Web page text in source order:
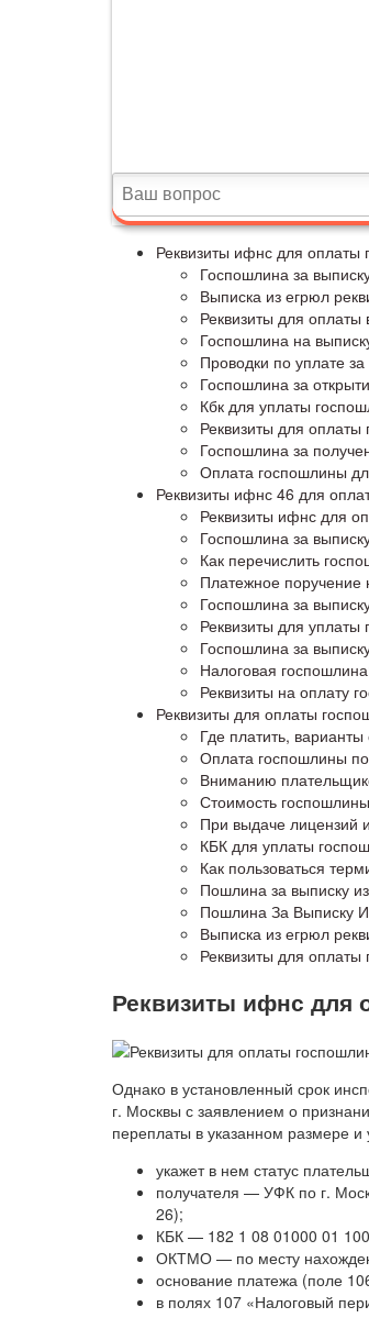
Реквизиты ифнс для оплаты
Госпошлина за
Выписка из егрюл
Реквизиты для
Госпошлина на
Проводки по уплате
Госпошлина за
Кбк для уплаты
Реквизиты для оплаты
Госпошлина за
Оплата госпошлины
Реквизиты ифнс 46 для
Реквизиты ифнс для
Госпошлина за
Как перечислить
Платежное
Госпошлина за
Реквизиты для
Госпошлина за
Налоговая
Реквизиты на оплату
Реквизиты для оплаты
Где платить,
Оплата госпошлины
Вниманию
Стоимость
При выдаче лицензий
КБК для уплаты
Как пользоваться
Пошлина за выписку
Пошлина За Выписку
Выписка из егрюл
Реквизиты для
Реквизиты ифнс для
Однако в установленный срок
г. Москвы с заявлением о
переплаты в указанном размере
укажет в нем статус
получателя — УФК по г.
26);
КБК — 182 1 08 01000 01
ОКТМО — по месту
основание платежа (поле
в полях 107 «Налоговый